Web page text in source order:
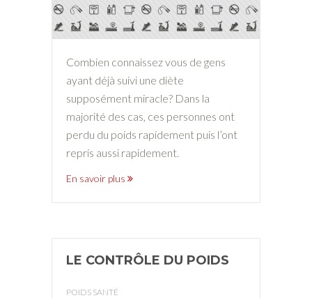
Combien connaissez vous de gens
ayant déjà suivi une diète
supposément miracle? Dans la
majorité des cas, ces personnes ont
perdu du poids rapidement puis l’ont
repris aussi rapidement.
En savoir plus
LE CONTRÔLE DU POIDS
POIDS SANTÉ